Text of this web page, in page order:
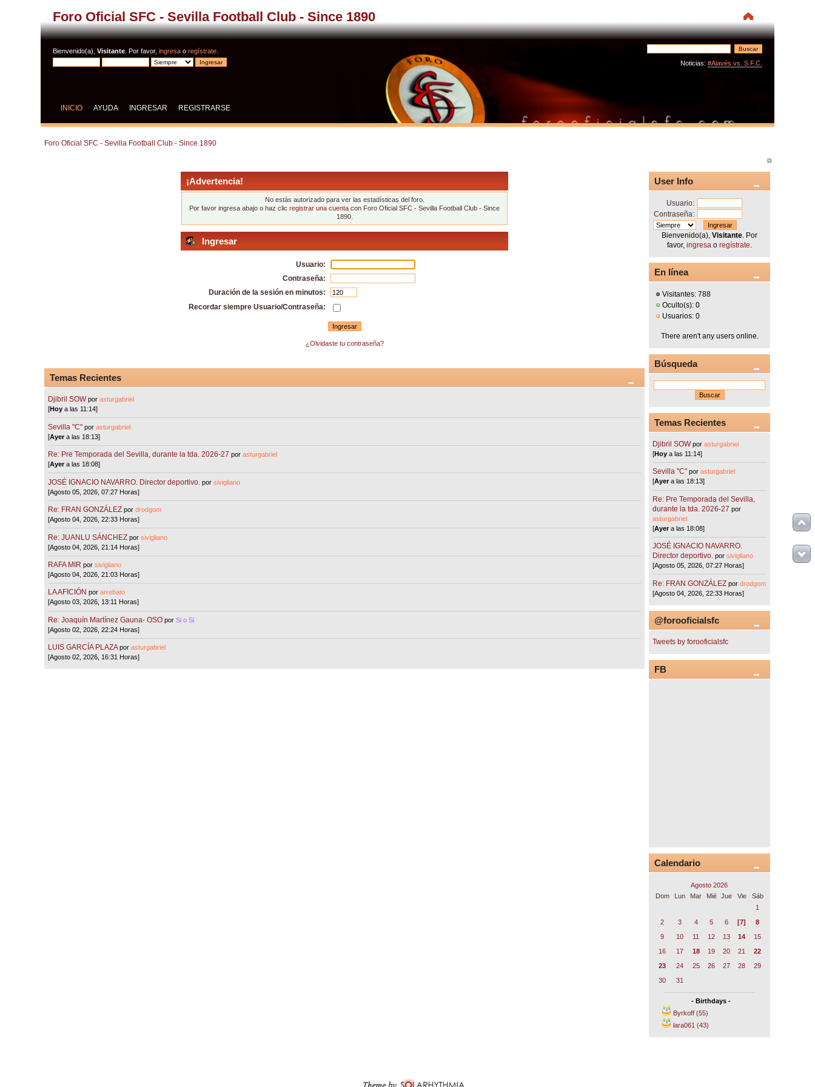
Foro Oficial SFC - Sevilla Football Club - Since 1890
Bienvenido(a),Visitante . Por favor,ingresa oregístrate
Noticias: #Alavés vs. S.F.C.
INICIO AYUDA INGRESAR REGISTRARSE
Foro Oficial SFC - Sevilla Football Club - Since 1890
¡Advertencia!
No estás autorizado para ver las estadísticas del foro.
Por favor ingresa abajo o haz clicregistrar una cuenta con Foro Oficial SFC - Sevilla Football Club - Since
1890.
Ingresar
Usuario:
Contraseña:
Duración de la sesión en minutos:
Recordar siempre Usuario/Contraseña:
¿Olvidaste tu contraseña?
Temas Recientes
Djibril SOW porasturgabriel
[Hoy a las 11:14]
Sevilla "C"porasturgabriel
[Ayera las 18:13]
Re: Pre Temporada del Sevilla, durante la tda. 2026-27 porasturgabriel
[Ayera las 18:08]
JOSÉ IGNACIO NAVARRO. Director deportivo. porsivigliano
[Agosto 05, 2026, 07:27 Horas]
Re: FRAN GONZÁLEZ pordrodgom
[Agosto 04, 2026, 22:33 Horas]
Re: JUANLU SÁNCHEZ porsivigliano
[Agosto 04, 2026, 21:14 Horas]
RAFA MIR porsivigliano
[Agosto 04, 2026, 21:03 Horas]
LA AFICIÓN porarrebato
[Agosto 03, 2026, 13:11 Horas]
Re: Joaquín Martínez Gauna- OSO porSi o Si
[Agosto 02, 2026, 22:24 Horas]
LUIS GARCÍA PLAZA porasturgabriel
[Agosto 02, 2026, 16:31 Horas]
User Info
Usuario:
Contraseña:
Bienvenido(a),Visitante . Por
favor,ingresa oregístrate
En línea
Visitantes: 788
Oculto(s): 0
Usuarios: 0
There aren't any users online.
Búsqueda
Temas Recientes
Djibril SOW porasturgabriel
[Hoy a las 11:14]
Sevilla "C"porasturgabriel
[Ayera las 18:13]
Re: Pre Temporada del Sevilla,
durante la tda. 2026-27 por
asturgabriel
[Ayera las 18:08]
JOSÉ IGNACIO NAVARRO.
Director deportivo. porsivigliano
[Agosto 05, 2026, 07:27 Horas]
Re: FRAN GONZÁLEZ pordrodgom
[Agosto 04, 2026, 22:33 Horas]
@forooficialsfc
Tweets by forooficialsfc
FB
Calendario
Agosto 2026
Dom
Lun Mar Mié Jue Vie
Sáb
1
2
3 4 5 6 [7]
8
9
10 11 12 13 14
15
16
17 18 19 20 21
22
23
24 25 26 27 28
29
30
31
- Birthdays -
Byrkoff (55)
lara061 (43)